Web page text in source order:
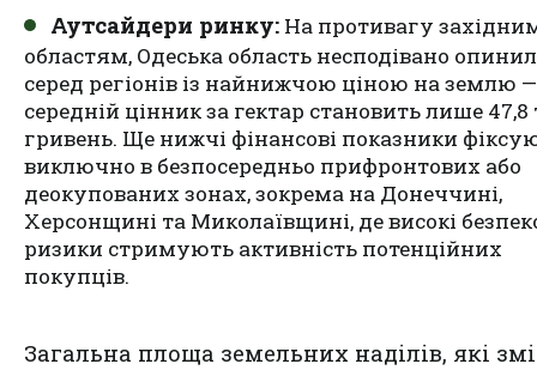
Аутсайдери ринку: На противагу
областям, Одеська область несподівано
серед регіонів із найнижчою ціною на землю
середній цінник за гектар становить лише 47,8
гривень. Ще нижчі фінансові показники
виключно в безпосередньо прифронтових або
деокупованих зонах, зокрема на Донеччині,
Херсонщині та Миколаївщині, де високі
ризики стримують активність потенційних
покупців.
Загальна площа земельних наділів, які